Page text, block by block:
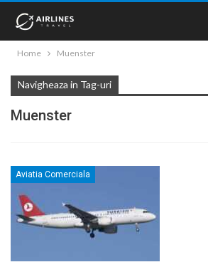
Home Muenster
Navigheaza in Tag-uri
Muenster
Aviatia Comerciala